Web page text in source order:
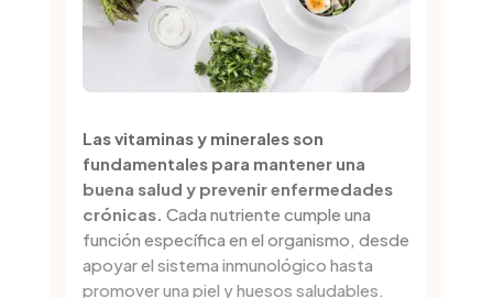
Las vitaminas y minerales son
fundamentales para mantener una
buena salud y prevenir enfermedades
crónicas. Cada nutriente cumple una
función específica en el organismo, desde
apoyar el sistema inmunológico hasta
promover una piel y huesos saludables.